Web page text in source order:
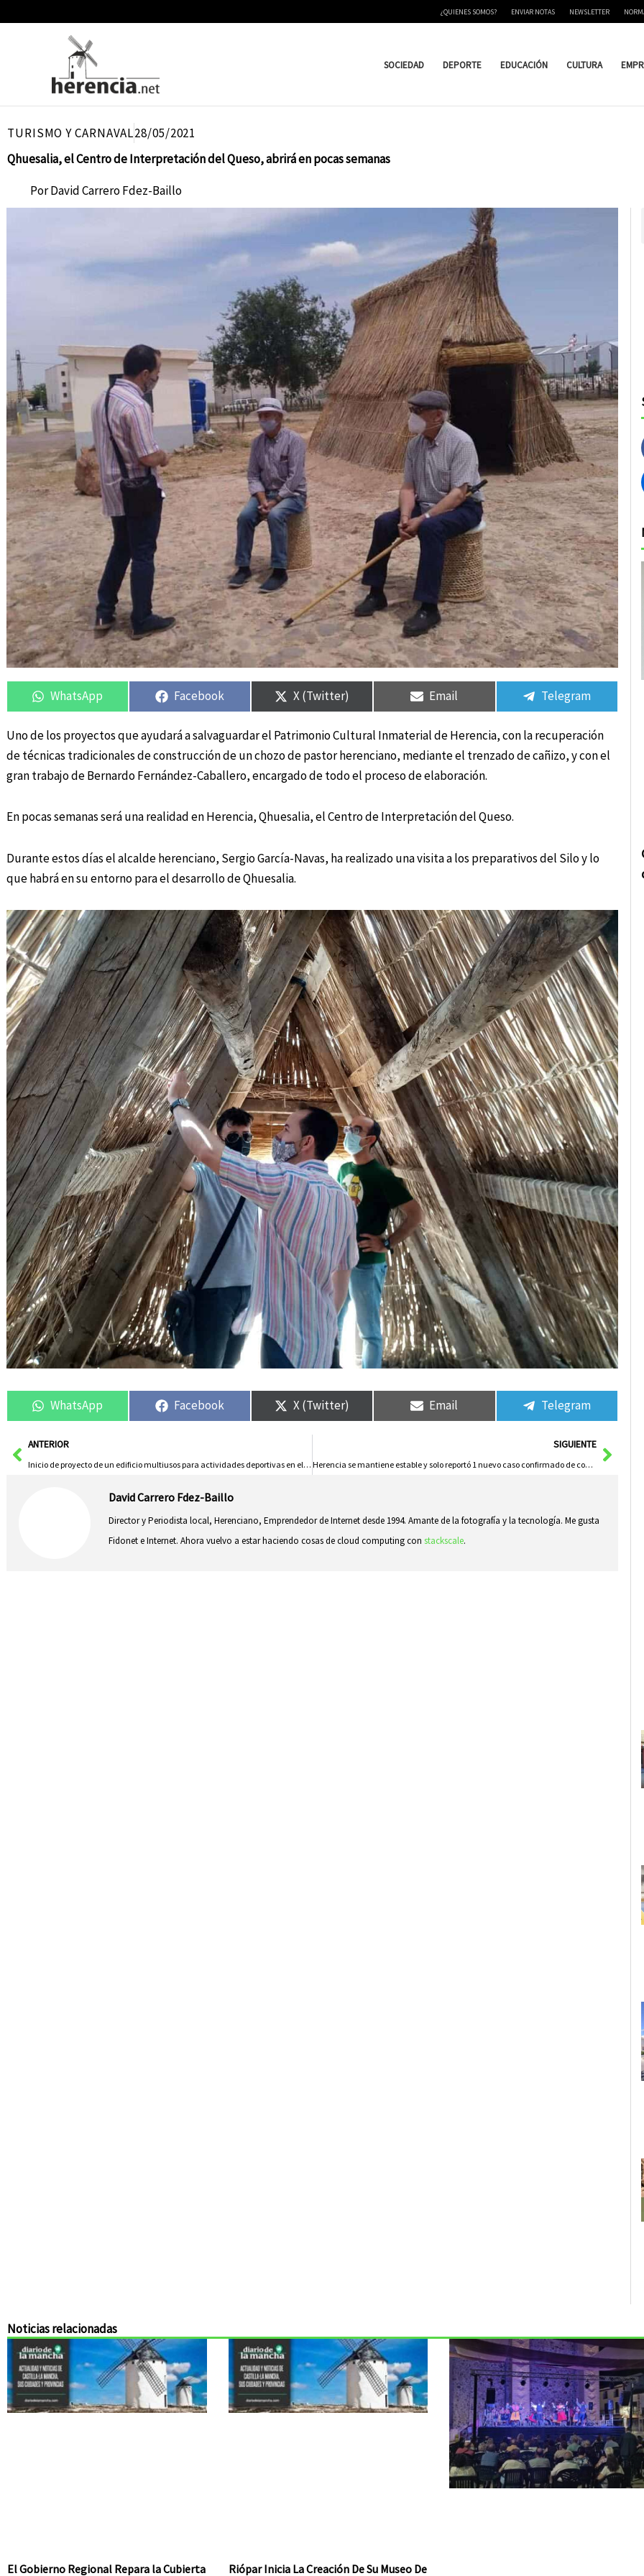
¿QUIENES SOMOS? ENVIAR NOTAS NEWSLETTER
SOCIEDAD DEPORTE EDUCACIÓN CULTURA
TURISMO Y CARNAVAL28/05/2021
Qhuesalia, el Centro de Interpretación del Queso, abrirá en pocas semanas
PorDavid Carrero Fdez-Baillo
Compartir
en
WhatsApp
Compartir
en
Facebook
Compartir
en
X (Twitter)
Compartir
en
Email
Compartir
en
Telegram
Uno de los proyectos que ayudará a salvaguardar el Patrimonio Cultural Inmaterial de Herencia, con la recuperación
de técnicas tradicionales de construcción de un chozo de pastor herenciano, mediante el trenzado de cañizo, y con el
gran trabajo de Bernardo Fernández-Caballero, encargado de todo el proceso de elaboración.
En pocas semanas será una realidad en Herencia, Qhuesalia, el Centro de Interpretación del Queso.
Durante estos días el alcalde herenciano, Sergio García-Navas, ha realizado una visita a los preparativos del Silo y lo
que habrá en su entorno para el desarrollo de Qhuesalia.
Compartir
en
WhatsApp
Compartir
en
Facebook
Compartir
en
X (Twitter)
Compartir
en
Email
Compartir
en
Telegram
AntANTERIOR
Inicio de proyecto de un edificio multiusos para actividades deportivas en el entorno de la Piscina Municipal
SIGUIENTE
Herencia se mantiene estable y solo reportó 1 nuevo caso confirmado de covid-19
David Carrero Fdez-Baillo
Director y Periodista local, Herenciano, Emprendedor de Internet desde 1994. Amante de la fotografía y la tecnología. Me gusta
Fidonet e Internet. Ahora vuelvo a estar haciendo cosas de cloud computing con stackscale.
Noticias relacionadas
El Gobierno Regional Repara la Cubierta Riópar Inicia La Creación De Su Museo De